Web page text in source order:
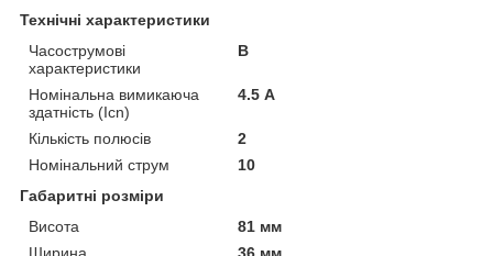
Технічні характеристики
Часострумові
характеристики
B
Номінальна вимикаюча
здатність (Icn)
4.5 А
Кількість полюсів
2
Номінальний струм
10
Габаритні розміри
Висота
81 мм
Ширина
36 мм